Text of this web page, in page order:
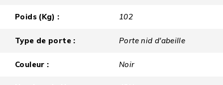
Poids (Kg) : 102
Type de porte : Porte nid d'abeille
Couleur : Noir